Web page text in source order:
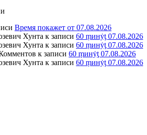
Время покажет от 07.08.2026
Хунта к записи 60 ṃинẏƫ 07.08.2026
Хунта к записи 60 ṃинẏƫ 07.08.2026
к записи 60 ṃинẏƫ 07.08.2026
Хунта к записи 60 ṃинẏƫ 07.08.2026